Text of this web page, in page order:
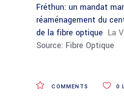
Fréthun: un mandat
réaménagement du
de la fibre optique La
Source: Fibre Optique
COMMENTS 0